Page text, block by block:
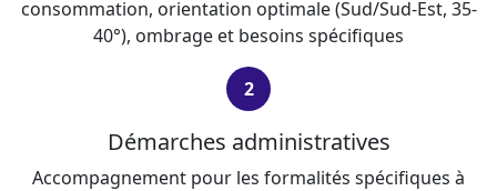
consommation, orientation optimale (Sud/Sud-Est, 35-
40°), ombrage et besoins spécifiques
2
Démarches administratives
Accompagnement pour les formalités spécifiques à